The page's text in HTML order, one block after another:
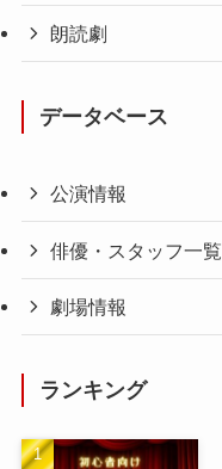
朗読劇
データベース
公演情報
俳優・スタッフ一覧
劇場情報
ランキング